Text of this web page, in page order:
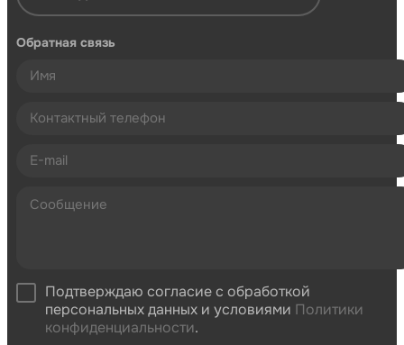
Обратная связь
Подтверждаю согласие с обработкой
персональных данных и условиями Политики
конфиденциальности.